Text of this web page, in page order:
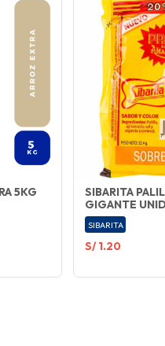
5KG
SIBARITA
GIGANTE
SIBARITA
S/ 1.20